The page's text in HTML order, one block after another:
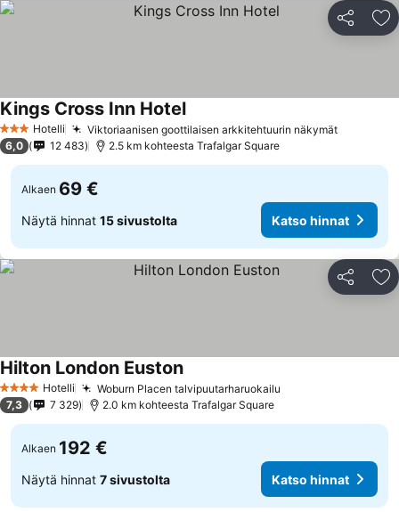
Jaa
3 Tähtiluokitus
Hotelli Viktoriaanisen goottilaisen arkkitehtuurin näkymätKatso
Kings Cross Inn HotelKatso hinnat
6,0 12 483 2.5 km kohteesta Trafalgar Square
Alkaen 69 €
Näytä hinnat 15 sivustolta Katso hinnat
Jaa
4 Tähtiluokitus
Hotelli Woburn Placen talvipuutarharuokailu
Hilton London EustonKatso hinnat
7,3 7 329 2.0 km kohteesta Trafalgar Square
Alkaen 192 €
Näytä hinnat 7 sivustolta Katso hinnat